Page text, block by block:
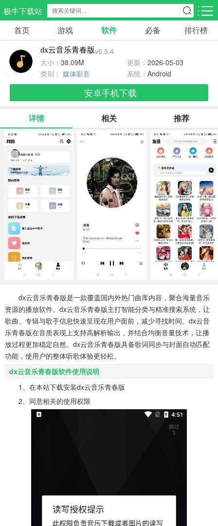
极牛下载站
应用分类 游戏分类
生活服务
298款应用
教育学习
180款应用
气象交通
85款应用
游戏辅助
478款应用
摄影美化
216款应用
185款应用
移动办公
184款应用
44款应用
金融理财
54款应用
媒体影音
603款应用
649款应用
ai工具
336款应用
娱乐资讯
97款应用
首页 游戏 软件 必备 排行榜
dx云音乐青春版v6.5.4
大小： 38.09M 更新： 2026-05-03
类别： 媒体影音 系统： Android
安卓手机下载
详情 相关 推荐
dx云音乐青春版是一款覆盖国内外热门曲库内容，聚合海量音乐
资源的播放软件。dx云音乐青春版主打智能分类与精准搜索系统，让
歌曲、专辑与歌手信息快速呈现在用户面前，减少寻找时间。dx云音
乐青春版在音质表现上支持高解析输出，并结合均衡音量技术，让播
放过程更加稳定自然。dx云音乐青春版具备歌词同步与封面自动匹配
功能，使用户的整体听歌体验更轻松。
dx云音乐青春版软件使用说明
1、在本站下载安装dx云音乐青春版
2、同意相关的使用权限